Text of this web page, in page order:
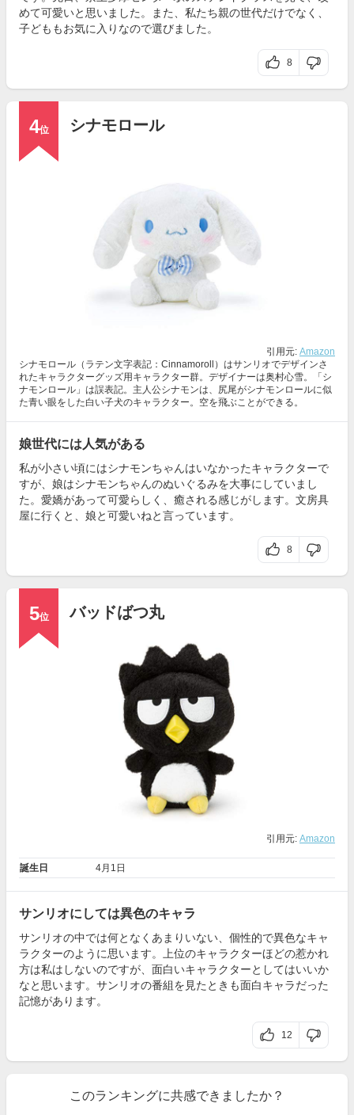
めて可愛いと思いました。また、私たち親の世代だけでなく、
子どももお気に入りなので選びました。
8
4位 シナモロール
引用元: Amazon
シナモロール（ラテン文字表記：Cinnamoroll）はサンリオでデザインさ
れたキャラクターグッズ用キャラクター群。デザイナーは奥村心雪。「シ
ナモンロール」は誤表記。主人公シナモンは、尻尾がシナモンロールに似
た青い眼をした白い子犬のキャラクター。空を飛ぶことができる。
娘世代には人気がある
私が小さい頃にはシナモンちゃんはいなかったキャラクターで
すが、娘はシナモンちゃんのぬいぐるみを大事にしていまし
た。愛嬌があって可愛らしく、癒される感じがします。文房具
屋に行くと、娘と可愛いねと言っています。
8
5位 バッドばつ丸
引用元: Amazon
誕生日 4月1日
サンリオにしては異色のキャラ
サンリオの中では何となくあまりいない、個性的で異色なキャ
ラクターのように思います。上位のキャラクターほどの惹かれ
方は私はしないのですが、面白いキャラクターとしてはいいか
なと思います。サンリオの番組を見たときも面白キャラだった
記憶があります。
12
このランキングに共感できましたか？